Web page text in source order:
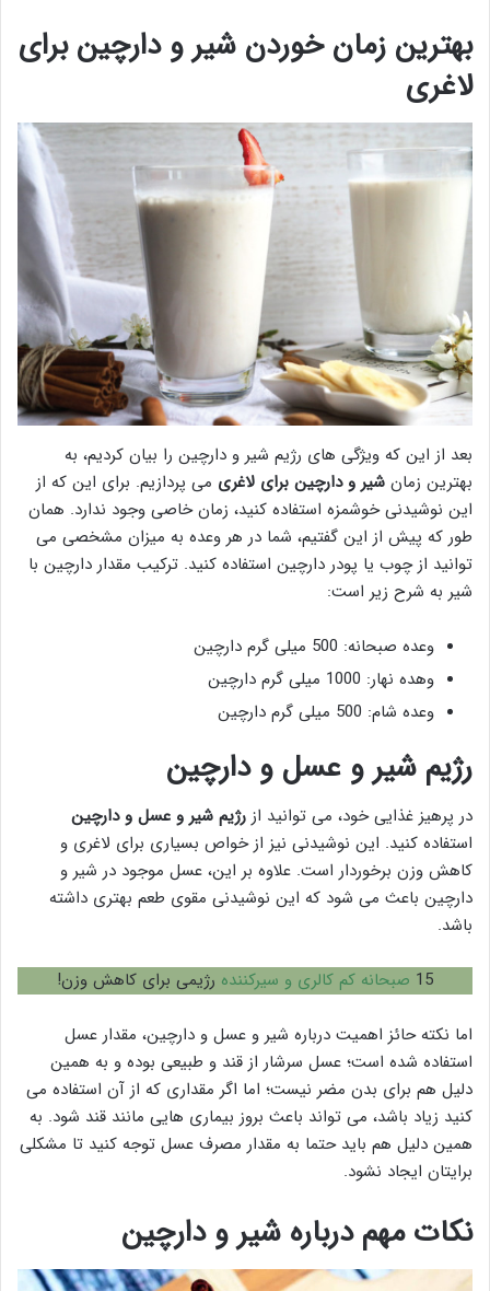
بهترین زمان خوردن شیر و دارچین برای
لاغری
بعد از این که ویژگی های رژیم شیر و دارچین را بیان کردیم، به
بهترین زمان شیر و دارچین برای لاغری می پردازیم. برای این که از
این نوشیدنی خوشمزه استفاده کنید، زمان خاصی وجود ندارد. همان
طور که پیش از این گفتیم، شما در هر وعده به میزان مشخصی می
توانید از چوب یا پودر دارچین استفاده کنید. ترکیب مقدار دارچین با
شیر به شرح زیر است:
وعده صبحانه: 500 میلی گرم دارچین
وهده نهار: 1000 میلی گرم دارچین
وعده شام: 500 میلی گرم دارچین
رژیم شیر و عسل و دارچین
در پرهیز غذایی خود، می توانید از رژیم شیر و عسل و دارچین
استفاده کنید. این نوشیدنی نیز از خواص بسیاری برای لاغری و
کاهش وزن برخوردار است. علاوه بر این، عسل موجود در شیر و
دارچین باعث می شود که این نوشیدنی مقوی طعم بهتری داشته
باشد.
15 صبحانه کم کالری و سیرکننده رژیمی برای کاهش وزن!
اما نکته حائز اهمیت درباره شیر و عسل و دارچین، مقدار عسل
استفاده شده است؛ عسل سرشار از قند و طبیعی بوده و به همین
دلیل هم برای بدن مضر نیست؛ اما اگر مقداری که از آن استفاده می
کنید زیاد باشد، می تواند باعث بروز بیماری هایی مانند قند شود. به
همین دلیل هم باید حتما به مقدار مصرف عسل توجه کنید تا مشکلی
برایتان ایجاد نشود.
نکات مهم درباره شیر و دارچین